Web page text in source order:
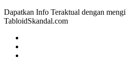
Dapatkan Info Teraktual dengan
TabloidSkandal.com